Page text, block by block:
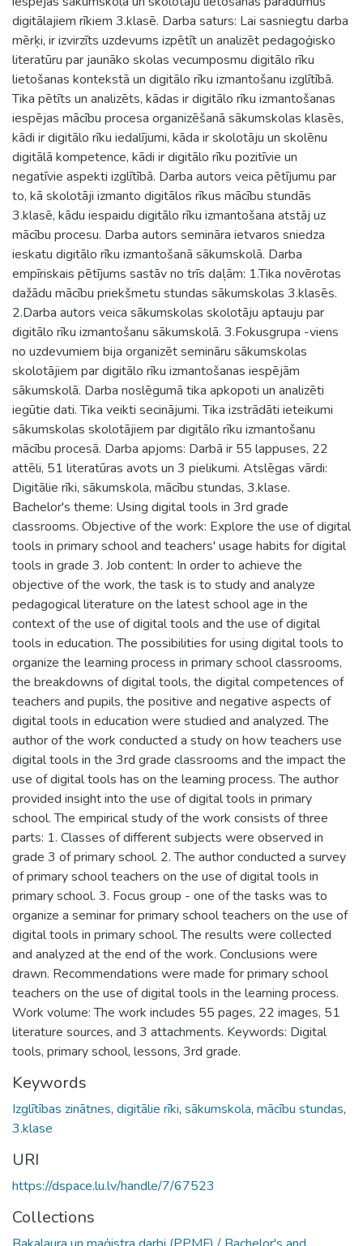
digitālajiem rīkiem 3.klasē. Darba saturs: Lai sasniegtu darba
mērķi, ir izvirzīts uzdevums izpētīt un analizēt pedagoģisko
literatūru par jaunāko skolas vecumposmu digitālo rīku
lietošanas kontekstā un digitālo rīku izmantošanu izglītībā.
Tika pētīts un analizēts, kādas ir digitālo rīku izmantošanas
iespējas mācību procesa organizēšanā sākumskolas klasēs,
kādi ir digitālo rīku iedalījumi, kāda ir skolotāju un skolēnu
digitālā kompetence, kādi ir digitālo rīku pozitīvie un
negatīvie aspekti izglītībā. Darba autors veica pētījumu par
to, kā skolotāji izmanto digitālos rīkus mācību stundās
3.klasē, kādu iespaidu digitālo rīku izmantošana atstāj uz
mācību procesu. Darba autors semināra ietvaros sniedza
ieskatu digitālo rīku izmantošanā sākumskolā. Darba
empīriskais pētījums sastāv no trīs daļām: 1.Tika novērotas
dažādu mācību priekšmetu stundas sākumskolas 3.klasēs.
2.Darba autors veica sākumskolas skolotāju aptauju par
digitālo rīku izmantošanu sākumskolā. 3.Fokusgrupa -viens
no uzdevumiem bija organizēt semināru sākumskolas
skolotājiem par digitālo rīku izmantošanas iespējām
sākumskolā. Darba noslēgumā tika apkopoti un analizēti
iegūtie dati. Tika veikti secinājumi. Tika izstrādāti ieteikumi
sākumskolas skolotājiem par digitālo rīku izmantošanu
mācību procesā. Darba apjoms: Darbā ir 55 lappuses, 22
attēli, 51 literatūras avots un 3 pielikumi. Atslēgas vārdi:
Digitālie rīki, sākumskola, mācību stundas, 3.klase.
Bachelor's theme: Using digital tools in 3rd grade
classrooms. Objective of the work: Explore the use of digital
tools in primary school and teachers' usage habits for digital
tools in grade 3. Job content: In order to achieve the
objective of the work, the task is to study and analyze
pedagogical literature on the latest school age in the
context of the use of digital tools and the use of digital
tools in education. The possibilities for using digital tools to
organize the learning process in primary school classrooms,
the breakdowns of digital tools, the digital competences of
teachers and pupils, the positive and negative aspects of
digital tools in education were studied and analyzed. The
author of the work conducted a study on how teachers use
digital tools in the 3rd grade classrooms and the impact the
use of digital tools has on the learning process. The author
provided insight into the use of digital tools in primary
school. The empirical study of the work consists of three
parts: 1. Classes of different subjects were observed in
grade 3 of primary school. 2. The author conducted a survey
of primary school teachers on the use of digital tools in
primary school. 3. Focus group - one of the tasks was to
organize a seminar for primary school teachers on the use of
digital tools in primary school. The results were collected
and analyzed at the end of the work. Conclusions were
drawn. Recommendations were made for primary school
teachers on the use of digital tools in the learning process.
Work volume: The work includes 55 pages, 22 images, 51
literature sources, and 3 attachments. Keywords: Digital
tools, primary school, lessons, 3rd grade.
Keywords
Izglītības zinātnes, digitālie rīki, sākumskola, mācību stundas,
3.klase
URI
https://dspace.lu.lv/handle/7/67523
Collections